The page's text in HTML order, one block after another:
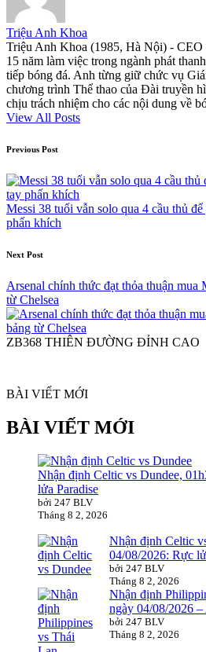
Triệu Anh Khoa
Triệu Anh Khoa (1985, Hà Nội) - CEO
15 năm làm việc trong ngành phát
tiếp bóng đá. Anh từng giữ chức vụ
chương trình Thể thao của Đài truyền
chịu trách nhiệm cho các nội dung về
View All Posts
Post
navigation
Previous Post
Messi 38 tuổi vẫn solo qua 4 cầu thủ
phấn khích
Next Post
Arsenal chính thức đạt thỏa thuận mua
từ Chelsea
ZB368 THIÊN ĐƯỜNG ĐỈNH CAO
BÀI VIẾT MỚI
BÀI VIẾT MỚI
Nhận định Celtic vs Dundee,
lửa Paradise
bởi 247 BLV
Tháng 8 2, 2026
Nhận định Celtic
04/08/2026: Rực
bởi 247 BLV
Tháng 8 2, 2026
Nhận định
ngày 04/08/2026
bởi 247 BLV
Tháng 8 2, 2026